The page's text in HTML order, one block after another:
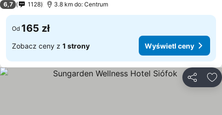
6,7 1128 3.8 km do: Centrum
Od 165 zł
Zobacz ceny z 1 strony Wyświetl ceny